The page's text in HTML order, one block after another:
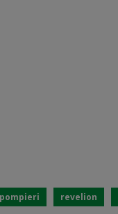
pompieri revelion